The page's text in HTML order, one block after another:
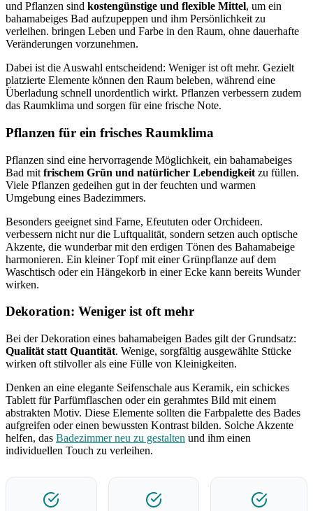
und Pflanzen sind kostengünstige und flexible Mittel, um ein
bahamabeiges Bad aufzupeppen und ihm Persönlichkeit zu
verleihen. bringen Leben und Farbe in den Raum, ohne dauerhafte
Veränderungen vorzunehmen.
Dabei ist die Auswahl entscheidend: Weniger ist oft mehr. Gezielt
platzierte Elemente können den Raum beleben, während eine
Überladung schnell unordentlich wirkt. Pflanzen verbessern zudem
das Raumklima und sorgen für eine frische Note.
Pflanzen für ein frisches Raumklima
Pflanzen sind eine hervorragende Möglichkeit, ein bahamabeiges
Bad mit frischem Grün und natürlicher Lebendigkeit zu füllen.
Viele Pflanzen gedeihen gut in der feuchten und warmen
Umgebung eines Badezimmers.
Besonders geeignet sind Farne, Efeututen oder Orchideen.
verbessern nicht nur die Luftqualität, sondern setzen auch optische
Akzente, die wunderbar mit den erdigen Tönen des Bahamabeige
harmonieren. Ein kleiner Topf mit einer Grünpflanze auf dem
Waschtisch oder ein Hängekorb in einer Ecke kann bereits Wunder
wirken.
Dekoration: Weniger ist oft mehr
Bei der Dekoration eines bahamabeigen Bades gilt der Grundsatz:
Qualität statt Quantität. Wenige, sorgfältig ausgewählte Stücke
wirken oft stilvoller als eine Fülle von Kleinigkeiten.
Denken an eine elegante Seifenschale aus Keramik, ein schickes
Tablett für Parfümflaschen oder ein gerahmtes Bild mit einem
abstrakten Motiv. Diese Elemente sollten die Farbpalette des Bades
aufgreifen oder einen bewussten Kontrast bilden. Solche Akzente
helfen, das Badezimmer neu zu gestalten und ihm einen
individuellen Touch zu verleihen.